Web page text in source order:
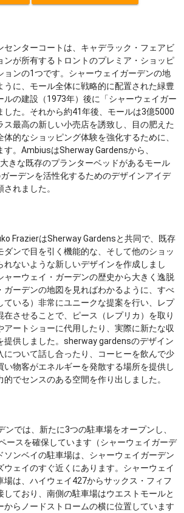
センターコートは、キャデラック・フェアビ
ンが所有するトロントのプレミア・ショッピ
ョンの1つです。シャーウェイガーデンの地
うに、モール全体に戦略的に配置された緑豊
ルの建設（1973年）後に「シャーウェイガー
した。それから約41年後、モールは3億5000
ス最高の新しい小売店を誘致し、目の肥えた
的なショッピング体験を強化するために、
。AmbiusはSherway Gardensから、
きな既存のプランターベッドがあるモール
ーデンを活性化するためのデザインアイデ
れました。
FrazierはSherway Gardensと共同で、既存
ダンで目を引く機能的な、そして他のショッ
れないような新しいデザインを作成しまし
ャーウェイ・ガーデンの歴史から大きく逸脱
ガーデンの地図を見ればわかるように、すべ
ている）非常にユニークな提案を行い、レプ
在させることで、ピース（レプリカ）を取り
アートショーに代用したり、実際に新たな収
提供しました。sherway gardensのデザイン
について話し合ったり、コーヒーを飲んで少
い物客がエネルギーを発散する場所を提供し
でセンスのある空間を作り出しました。
ンでは、新たに3つの駐車場をオープンし、
ースを確保しています（シャーウェイガーデ
ソンベイの駐車場は、シャーウェイガーデン
ウェイのすぐ近くにあります。シャーウェイ
場は、ハイウェイ427からサックス・フィフ
しており、南側の駐車場はウエストモールと
からノードストロームの横に位置しています